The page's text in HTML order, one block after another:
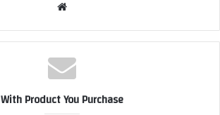
With Product You Purchase